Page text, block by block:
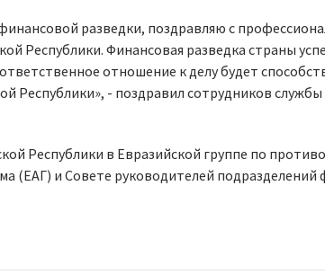
разведки, поздравляю с
Республики. Финансовая разведка страны
отношение к делу будет
Республики», - поздравил сотрудников службы
Республики в Евразийской группе по
(ЕАГ) и Совете руководителей подразделений